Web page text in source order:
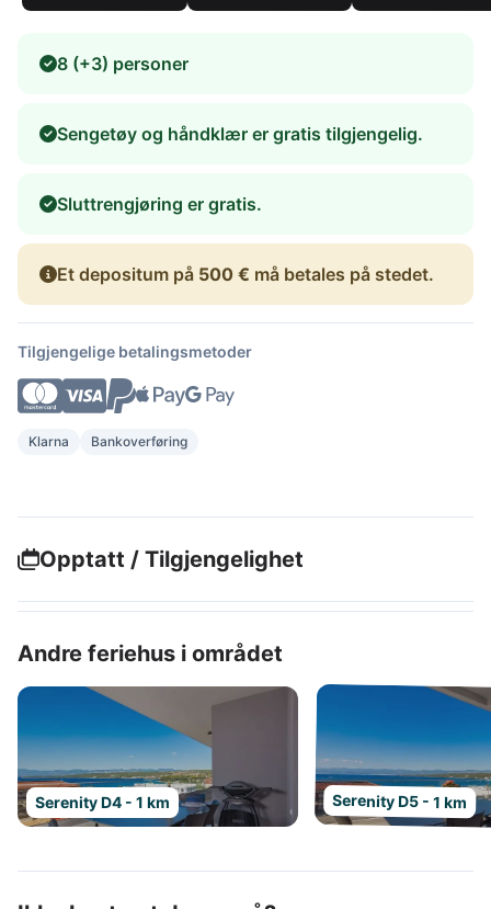
8 (+3) personer
Sengetøy og håndklær er gratis tilgjengelig.
Sluttrengjøring er gratis.
Et depositum på 500 € må betales på stedet.
Tilgjengelige betalingsmetoder
Klarna Bankoverføring
Opptatt / Tilgjengelighet
Andre feriehus i området
Serenity D4 - 1 km Serenity D5 - 1 km